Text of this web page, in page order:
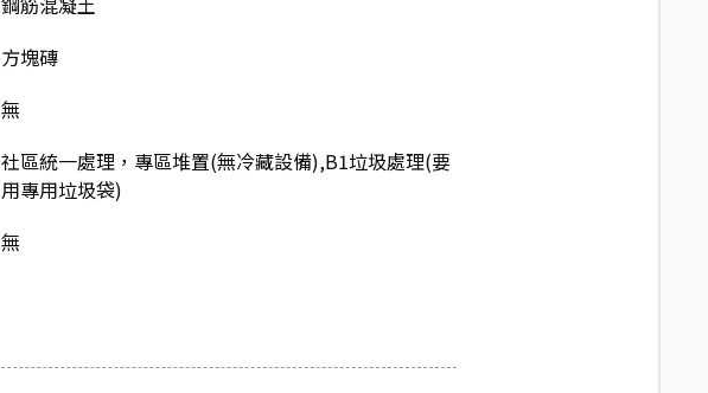
方塊磚
無
社區統一處理，專區堆置(無冷藏設備),B1垃圾處理(要
用專用垃圾袋)
無